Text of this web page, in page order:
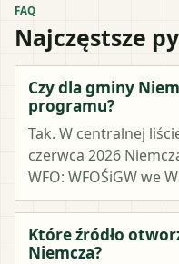
FAQ
Najczęstsze
Czy dla gminy
programu?
Tak. W centralnej
czerwca 2026
WFO: WFOŚiGW we
Które źródło
Niemcza?